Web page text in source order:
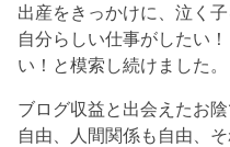
出産をきっかけに、泣く
自分らしい仕事がしたい
い！と模索し続けました。
ブログ収益と出会えたお
自由、人間関係も自由、